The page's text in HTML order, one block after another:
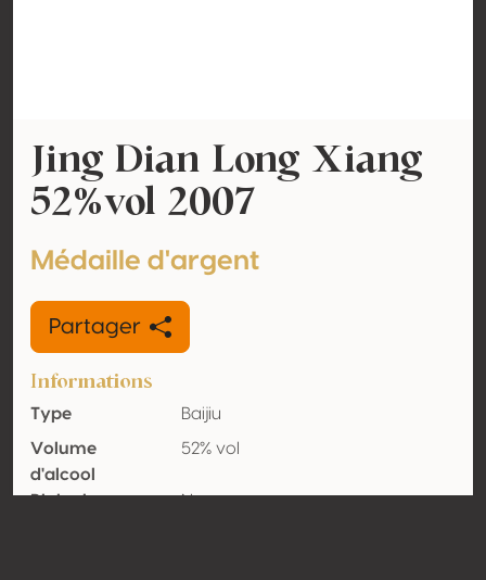
Jing Dian Long Xiang
52%vol 2007
Médaille d'argent
Partager
Informations
Type
Baijiu
Volume
d'alcool
52% vol
Biologique
Non